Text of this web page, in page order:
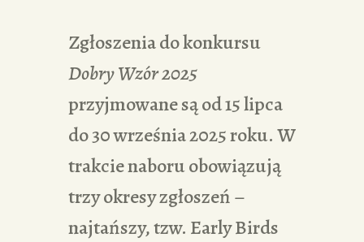
Zgłoszenia do konkursu
Dobry Wzór 2025
przyjmowane są od 15 lipca
do 30 września 2025 roku. W
trakcie naboru obowiązują
trzy okresy zgłoszeń –
najtańszy, tzw. Early Birds